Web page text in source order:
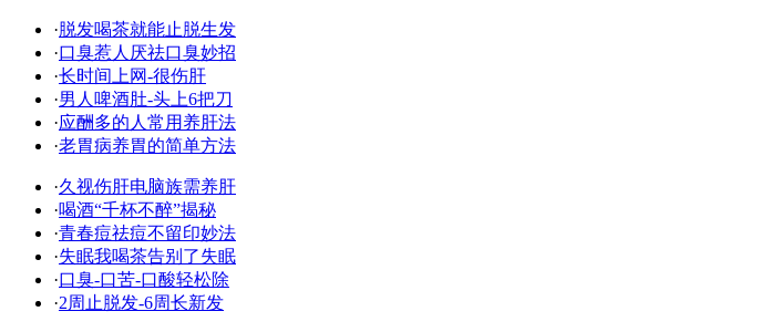
·脱发喝茶就能止脱生发
·口臭惹人厌祛口臭妙招
·长时间上网-很伤肝
·男人啤酒肚-头上6把刀
·应酬多的人常用养肝法
·老胃病养胃的简单方法
·久视伤肝电脑族需养肝
·喝酒“千杯不醉”揭秘
·青春痘祛痘不留印妙法
·失眠我喝茶告别了失眠
·口臭-口苦-口酸轻松除
·2周止脱发-6周长新发